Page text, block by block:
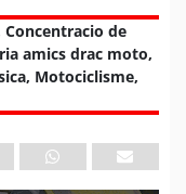
Concentracio de
amics drac moto,
, Motociclisme,